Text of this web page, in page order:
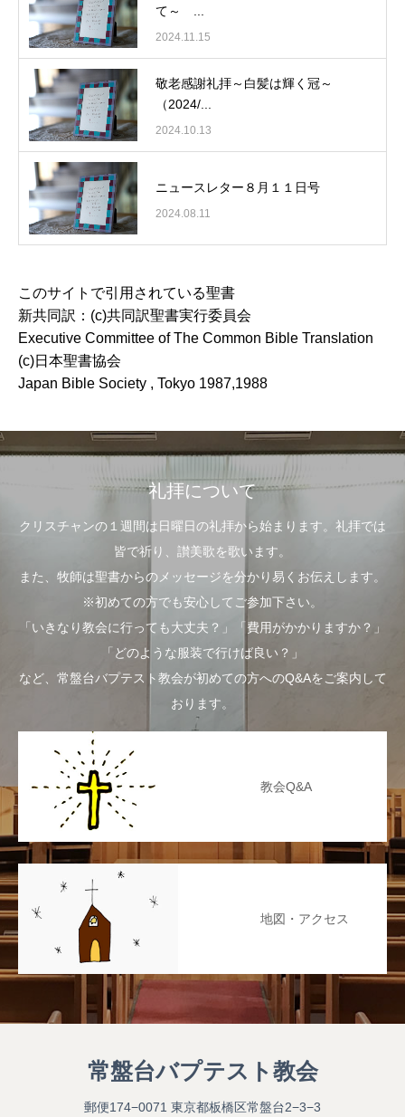
て～ ...
2024.11.15
敬老感謝礼拝～白髪は輝く冠～
（2024/...
2024.10.13
ニュースレター８月１１日号
2024.08.11
このサイトで引用されている聖書
新共同訳：(c)共同訳聖書実行委員会
Executive Committee of The Common Bible Translation
(c)日本聖書協会
Japan Bible Society , Tokyo 1987,1988
礼拝について
クリスチャンの１週間は日曜日の礼拝から始まります。礼拝では
皆で祈り、讃美歌を歌います。
また、牧師は聖書からのメッセージを分かり易くお伝えします。
※初めての方でも安心してご参加下さい。
「いきなり教会に行っても大丈夫？」「費用がかかりますか？」
「どのような服装で行けば良い？」
など、常盤台バプテスト教会が初めての方へのQ&Aをご案内して
おります。
教会Q&A
地図・アクセス
常盤台バプテスト教会
郵便174−0071 東京都板橋区常盤台2−3−3